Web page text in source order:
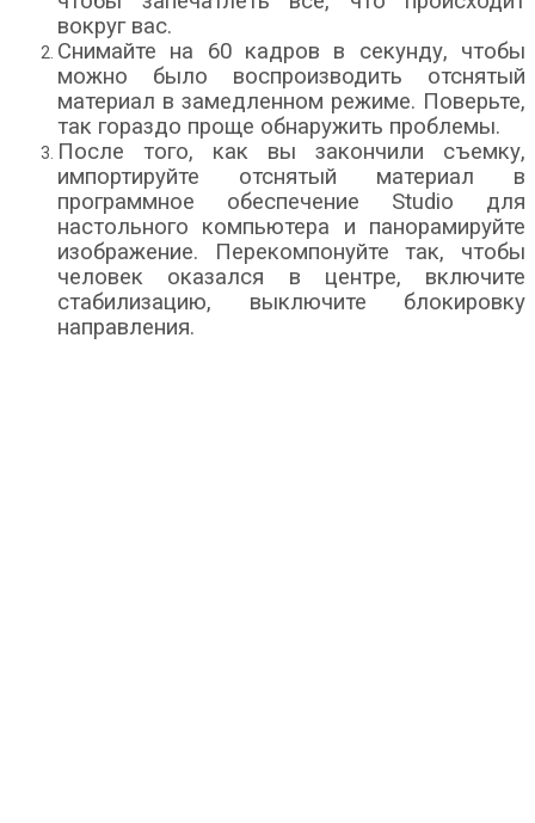
вокруг вас.
Снимайте на 60 кадров в секунду, чтобы
можно было воспроизводить отснятый
материал в замедленном режиме. Поверьте,
так гораздо проще обнаружить проблемы.
После того, как вы закончили съемку,
импортируйте отснятый материал в
программное обеспечение Studio для
настольного компьютера и панорамируйте
изображение. Перекомпонуйте так, чтобы
человек оказался в центре, включите
стабилизацию, выключите блокировку
направления.